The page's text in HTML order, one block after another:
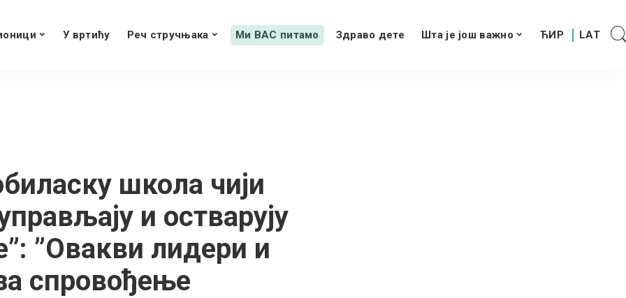
У вртићу Реч стручњака Ми ВАС питамо Здраво дете Шта је још важно
школа чији
и остварују
”Овакви лидери и
спровођење